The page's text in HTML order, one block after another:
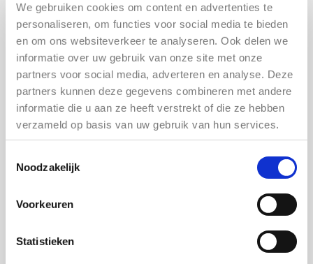
We gebruiken cookies om content en advertenties te
personaliseren, om functies voor social media te bieden
en om ons websiteverkeer te analyseren. Ook delen we
informatie over uw gebruik van onze site met onze
partners voor social media, adverteren en analyse. Deze
partners kunnen deze gegevens combineren met andere
informatie die u aan ze heeft verstrekt of die ze hebben
verzameld op basis van uw gebruik van hun services.
Noodzakelijk
Voorkeuren
Statistieken
In Amerika geboren crooner en entertainer.
Stond op het podium met artiesten als The
Blues Brothers Band, Eddie Floyd, Christine
Wiltshire en The Jimmy Lunceford Legacy
Orchestra, en trad op tijdens festivals en in
zalen zoals North Sea Jazz en Paradiso
Amsterdam. De zang van Mister Philly is
stoelen voor hem om.